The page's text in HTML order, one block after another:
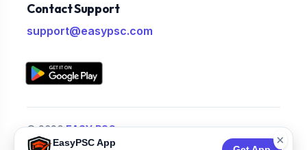
EasyPSC App ×
Contact Support
support@easypsc.com
© 2026EASY PSC.
All Rights Reserved.